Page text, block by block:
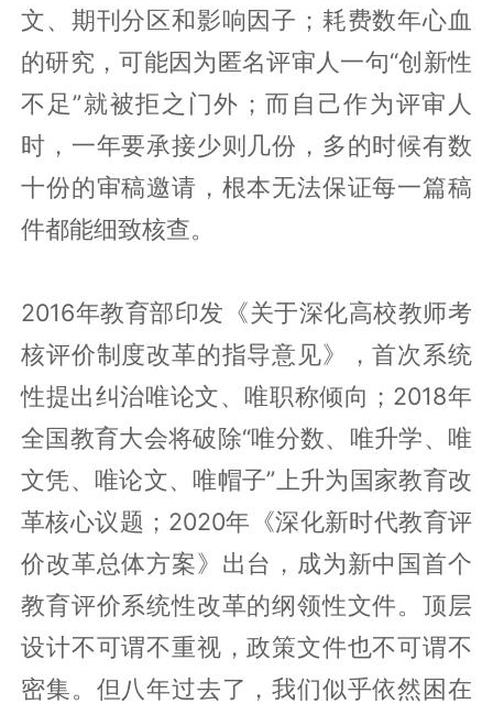
文、期刊分区和影响因子；耗费数年心血
的研究，可能因为匿名评审人一句“创新性
不足”就被拒之门外；而自己作为评审人
时，一年要承接少则几份，多的时候有数
十份的审稿邀请，根本无法保证每一篇稿
件都能细致核查。
2016年教育部印发《关于深化高校教师考
核评价制度改革的指导意见》，首次系统
性提出纠治唯论文、唯职称倾向；2018年
全国教育大会将破除“唯分数、唯升学、唯
文凭、唯论文、唯帽子”上升为国家教育改
革核心议题；2020年《深化新时代教育评
价改革总体方案》出台，成为新中国首个
教育评价系统性改革的纲领性文件。顶层
设计不可谓不重视，政策文件也不可谓不
密集。但八年过去了，我们似乎依然困在